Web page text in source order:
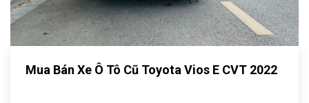
Mua Bán Xe Ô Tô Cũ Toyota Vios E CVT 2022